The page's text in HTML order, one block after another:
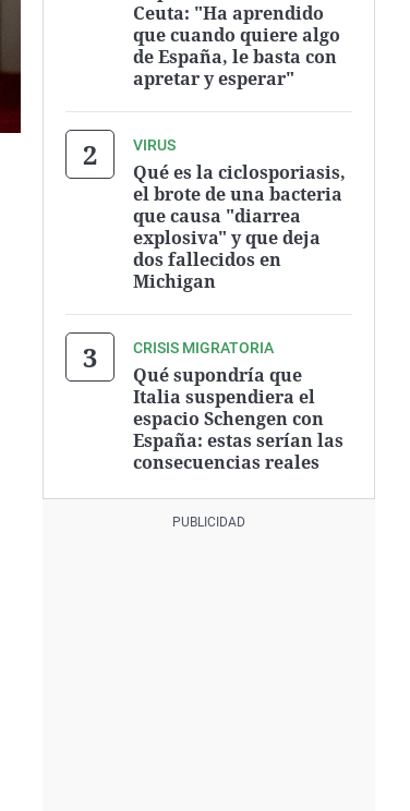
Ceuta: "Ha aprendido
que cuando quiere algo
de España, le basta con
apretar y esperar"
VIRUS
Qué es la ciclosporiasis,
el brote de una bacteria
que causa "diarrea
explosiva" y que deja
dos fallecidos en
Michigan
CRISIS MIGRATORIA
Qué supondría que
Italia suspendiera el
espacio Schengen con
España: estas serían las
consecuencias reales